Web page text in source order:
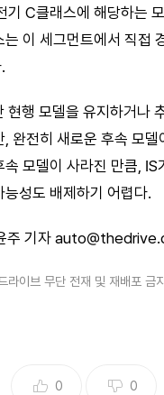
기 C클래스에 해당하는
는 이 세그먼트에서 직접
현행 모델을 유지하거나
완전히 새로운 후속 모델
속 모델이 사라진 만큼, IS
성도 배제하기 어렵다.
주 기자
이브 무단 전재 및 재배포 금
0 0